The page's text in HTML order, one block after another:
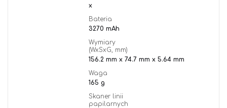
x
Bateria
3270 mAh
Wymiary
(WxSxG, mm)
156.2 mm x 74.7 mm x 5.64 mm
Waga
165 g
Skaner linii
papilarnych